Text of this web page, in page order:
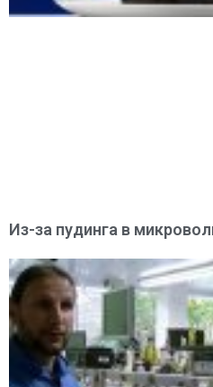
Из-за пудинга в